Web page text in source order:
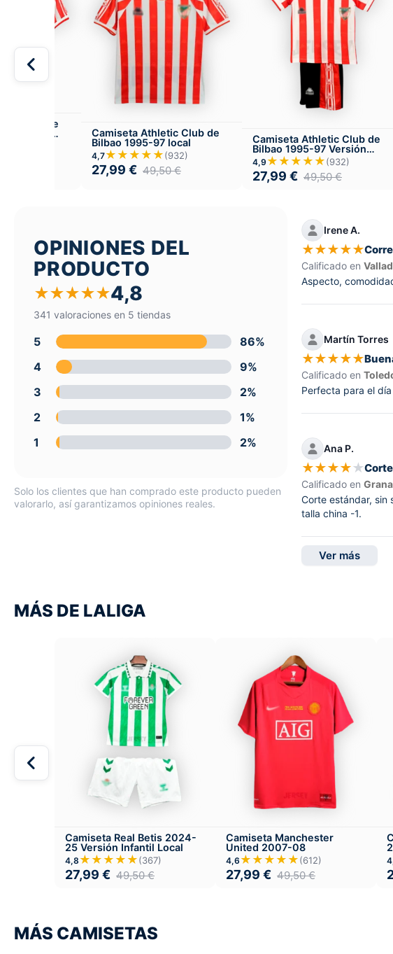
Club de
Camiseta Athletic Club de
Bilbao 1995-97 local
4,7★★★★★(932)
27,99 € 49,50€
Camiseta Athletic Club de
Bilbao 1995-97 Versión
Infantil Local
4,9 ★★★★★(932)
27,99 € 49,50€
OPINIONES DEL
PRODUCTO
★★★★★4,8
341 valoraciones en 5 tiendas
5
86%
4
9%
3
2%
2
1%
1
2%
Solo los clientes que han comprado este producto pueden
valorarlo, así garantizamos opiniones reales.
Irene A.
★★★★★
Calificado en
Aspecto,
Martín Torres
★★★★★
Calificado en
Perfecta para el
Ana P.
★★★★★
Calificado en
Corte estándar, sin
talla china -1.
Ver más
MÁS DE LALIGA
Camiseta Real Betis 2024-
25 Versión Infantil Local
4,8 ★★★★★(367)
27,99 € 49,50€
Camiseta Manchester
United 2007-08
4,6 ★★★★★(612)
27,99 € 49,50€
MÁS CAMISETAS